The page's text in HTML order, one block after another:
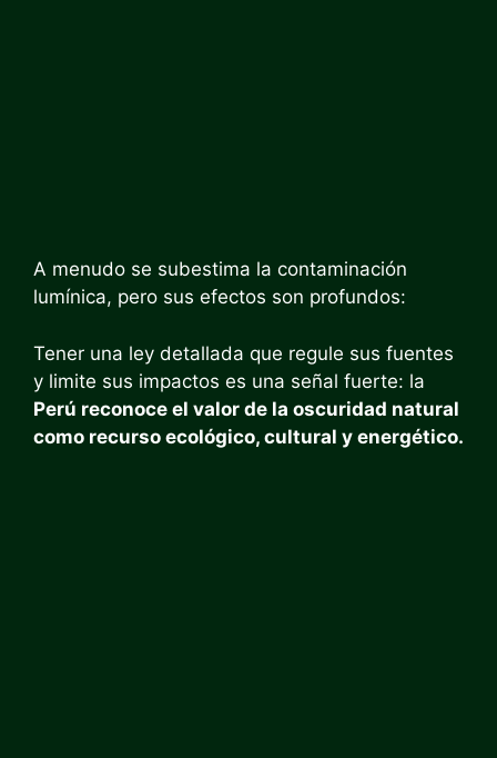
A menudo se subestima la contaminación
lumínica, pero sus efectos son profundos:
Tener una ley detallada que regule sus fuentes
y limite sus impactos es una señal fuerte: la
Perú reconoce el valor de la oscuridad natural
como recurso ecológico, cultural y energético.